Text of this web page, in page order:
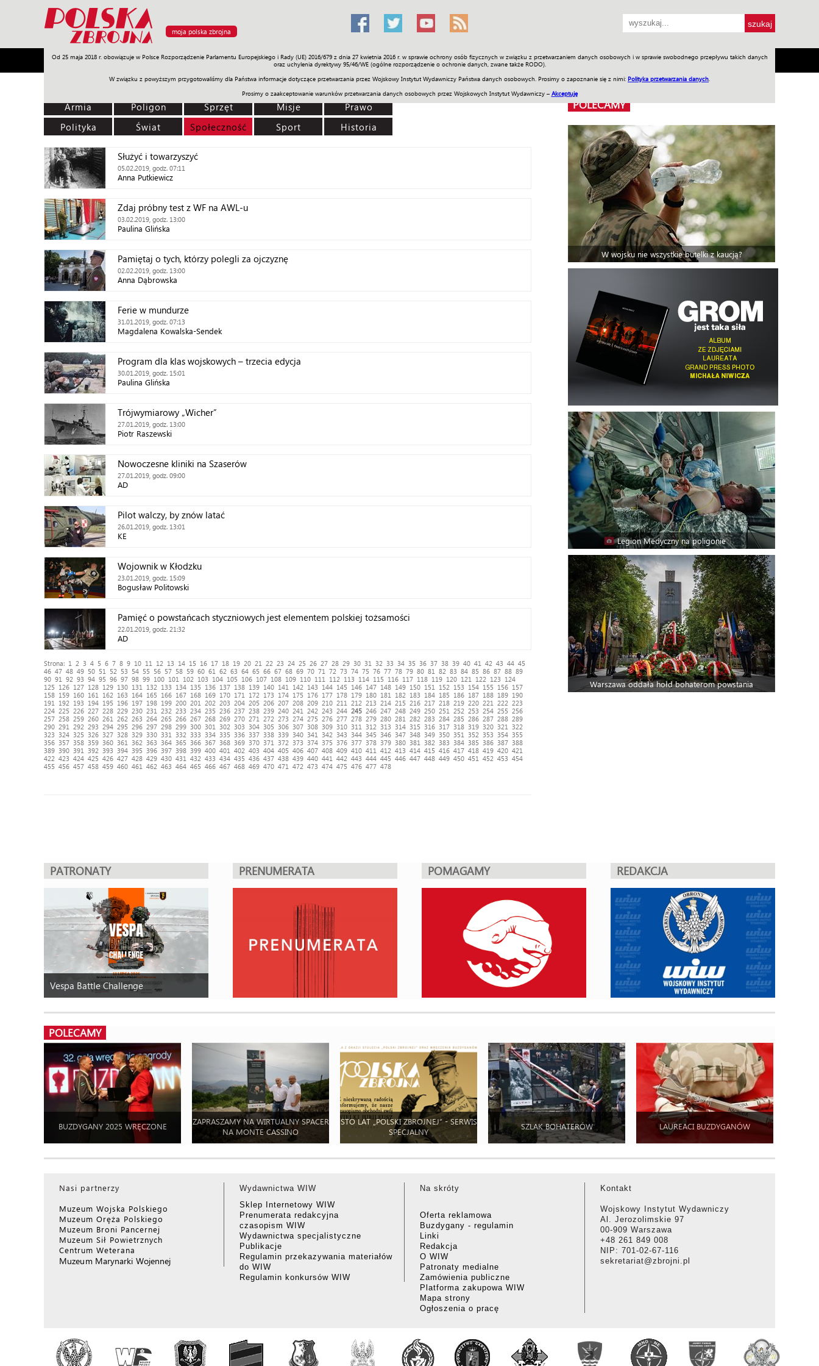
moja polska zbrojna
Od 25 maja 2018 r. obowiązuje w Polsce Rozporządzenie Parlamentu Europejskiego i Rady (UE) 2016/679 z dnia 27 kwietnia 2016 r. w sprawie ochrony osób fizycznych w związku z przetwarzaniem danych osobowych i w sprawie swobodnego przepływu takich danych
oraz uchylenia dyrektywy 95/46/WE (ogólne rozporządzenie o ochronie danych, zwane także RODO).
W związku z powyższym przygotowaliśmy dla Państwa informacje dotyczące przetwarzania przez Wojskowy Instytut Wydawniczy Państwa danych osobowych. Prosimy o zapoznanie się z nimi: Polityka przetwarzania danych
Prosimy o zaakceptowanie warunków przetwarzania danych osobowych przez Wojskowych Instytut Wydawniczy – Akceptuję
Armia Poligon Sprzęt Misje Polityka Prawo Świat Społeczność Sport Historia Galerie Wideo ENGLISH SKLEP Jednodniówki Praca w WIW
Armia Poligon Sprzęt Misje
Prawo
Polityka
Świat Społeczność Sport Historia
Służyć i towarzyszyć
05.02.2019, godz. 07:11
Anna Putkiewicz
Zdaj próbny test z WF na AWL-u
03.02.2019, godz. 13:00
Paulina Glińska
Pamiętaj o tych, którzy polegli za ojczyznę
02.02.2019, godz. 13:00
Anna Dąbrowska
Ferie w mundurze
31.01.2019, godz. 07:13
Magdalena Kowalska-Sendek
Program dla klas wojskowych – trzecia edycja
30.01.2019, godz. 15:01
Paulina Glińska
Trójwymiarowy „Wicher”
27.01.2019, godz. 13:00
Piotr Raszewski
Nowoczesne kliniki na Szaserów
27.01.2019, godz. 09:00
AD
Pilot walczy, by znów latać
26.01.2019, godz. 13:01
KE
Wojownik w Kłodzku
23.01.2019, godz. 15:09
Bogusław Politowski
Pamięć o powstańcach styczniowych jest elementem polskiej tożsamości
22.01.2019, godz. 21:32
AD
Strona: 1 2 3 4 5 6 7 8 9 10 11 12 13 14 15 16 17 18 19 20 21 22 23 24 25 26 27 28 29 30 31 32 33 34 35 36 37 38 39 40 41 42 43 44 45
46 47 48 49 50 51 52 53 54 55 56 57 58 59 60 61 62 63 64 65 66 67 68 69 70 71 72 73 74 75 76 77 78 79 80 81 82 83 84 85 86 87 88 89
90 91 92 93 94 95 96 97 98 99 100 101 102 103 104 105 106 107 108 109 110 111 112 113 114 115 116 117 118 119 120 121 122 123
124
125
126 127 128 129 130 131 132 133 134 135 136 137 138 139 140 141 142 143 144 145 146 147 148 149 150 151 152 153 154 155 156 157
158 159 160 161 162 163 164 165 166 167 168 169 170 171 172 173 174 175 176 177 178 179 180 181 182 183 184 185 186 187 188 189 190
191
192 193 194 195 196 197 198 199 200 201 202 203 204 205 206 207 208 209 210 211 212 213 214 215 216 217 218 219 220 221 222
223
224 225 226 227 228 229 230 231 232 233 234 235 236 237 238 239 240 241 242 243 244 245 246 247 248 249 250 251 252 253 254 255
256
257 258 259 260 261 262 263 264 265 266 267 268 269 270 271 272 273 274 275 276 277 278 279 280 281 282 283 284 285 286 287 288 289
290 291 292 293 294 295 296 297 298 299 300 301 302 303 304 305 306 307 308 309 310 311 312 313 314 315 316 317 318 319 320 321
322
323
324 325 326 327 328 329 330 331 332 333 334 335 336 337 338 339 340 341 342 343 344 345 346 347 348 349 350 351 352 353 354 355
356 357 358 359 360 361 362 363 364 365 366 367 368 369 370 371 372 373 374 375 376 377 378 379 380 381 382 383 384 385 386 387 388
389 390 391 392 393 394 395 396 397 398 399 400 401 402 403 404 405 406 407 408 409 410 411 412 413 414 415 416 417 418 419 420 421
422 423 424 425 426 427 428 429 430 431 432 433 434 435 436 437 438 439 440 441 442 443 444 445 446 447 448 449 450 451 452 453 454
455 456 457 458 459 460 461 462 463 464 465 466 467 468 469 470 471 472 473 474 475 476 477 478
POLECAMY
W wojsku nie wszystkie butelki z kaucją?
Legion Medyczny na poligonie
Warszawa oddała hołd bohaterom powstania
PATRONATY
Vespa Battle Challenge
PRENUMERATA POMAGAMY REDAKCJA
POLECAMY
BUZDYGANY 2025 WRĘCZONE
ZAPRASZAMY NA WIRTUALNY SPACER
NA MONTE CASSINO
STO LAT „POLSKI ZBROJNEJ” - SERWIS
SPECJALNY
SZLAK BOHATERÓW LAUREACI BUZDYGANÓW
Nasi partnerzy
Muzeum Wojska Polskiego
Muzeum Oręża Polskiego
Muzeum Broni Pancernej
Muzeum Sił Powietrznych
Centrum Weterana
Muzeum Marynarki Wojennej
Wydawnictwa WIW
Sklep Internetowy WIW
Prenumerata redakcyjna
czasopism WIW
Wydawnictwa specjalistyczne
Publikacje
Regulamin przekazywania materiałów
do WIW
Regulamin konkursów WIW
Na skróty
Oferta reklamowa
Buzdygany - regulamin
Linki
Redakcja
O WIW
Patronaty medialne
Zamówienia publiczne
Platforma zakupowa WIW
Mapa strony
Ogłoszenia o pracę
Kontakt
Wojskowy Instytut Wydawniczy
Al. Jerozolimskie 97
00-909 Warszawa
+48 261 849 008
NIP: 701-02-67-116
sekretariat@zbrojni.pl